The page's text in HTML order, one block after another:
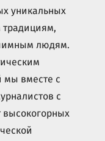
уникальных
традициям,
людям.
мы вместе с
с